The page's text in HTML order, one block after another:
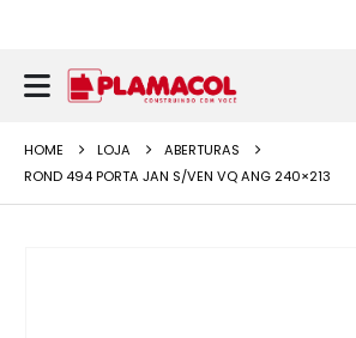
HOME LOJA
ABERTURAS
ROND 494 PORTA JAN S/VEN VQ ANG 240×213